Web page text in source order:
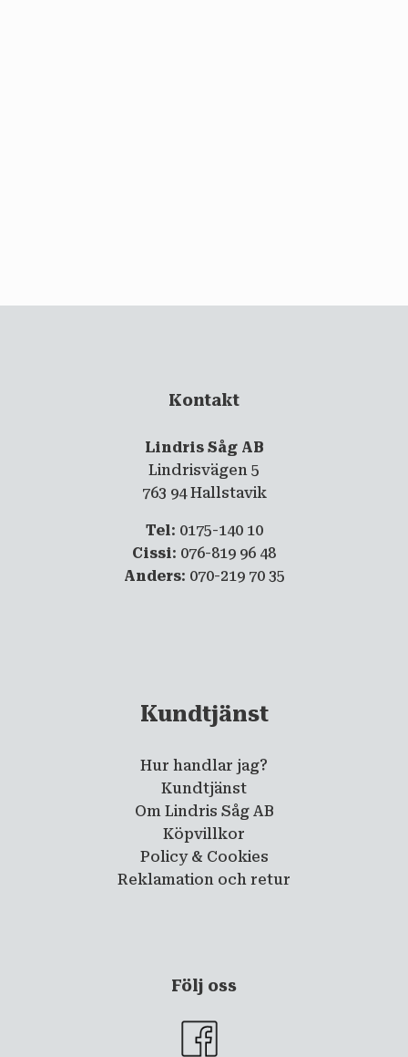
Kontakt
Lindris Såg AB
Lindrisvägen 5
763 94 Hallstavik
Tel: 0175-140 10
Cissi: 076-819 96 48
Anders: 070-219 70 35
Kundtjänst
Hur handlar jag?
Kundtjänst
Om Lindris Såg AB
Köpvillkor
Policy & Cookies
Reklamation och retur
Följ oss